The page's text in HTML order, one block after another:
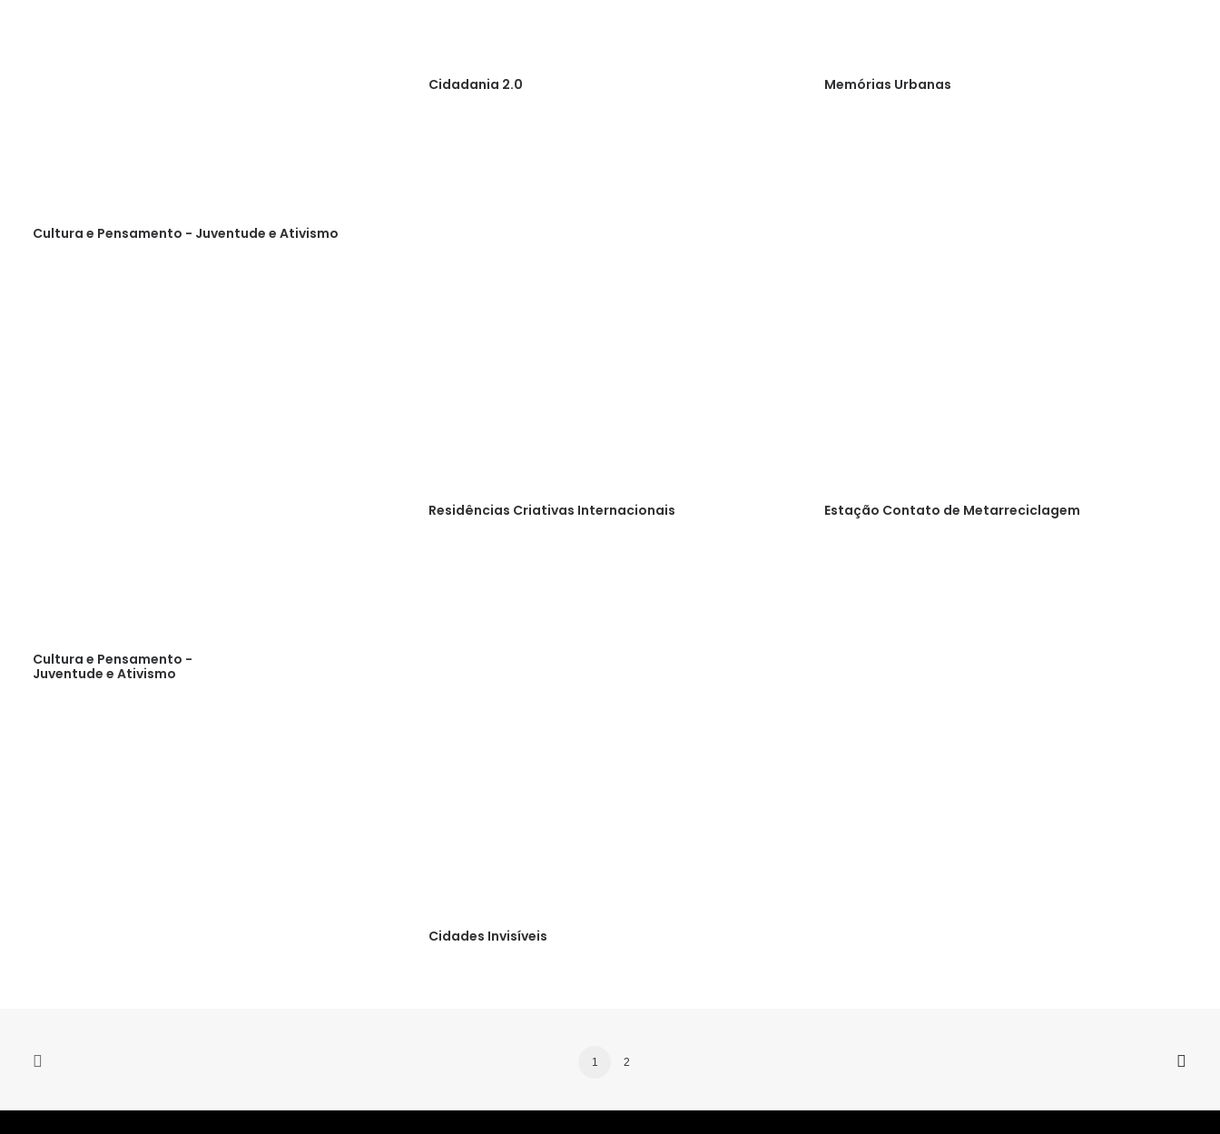
Cultura e Pensamento - Juventude e Ativismo
Cidadania 2.0 Memórias Urbanas
Residências Criativas Internacionais Estação Contato de Metarreciclagem
Cultura e Pensamento -
Juventude e Ativismo
Cidades Invisíveis
1 2